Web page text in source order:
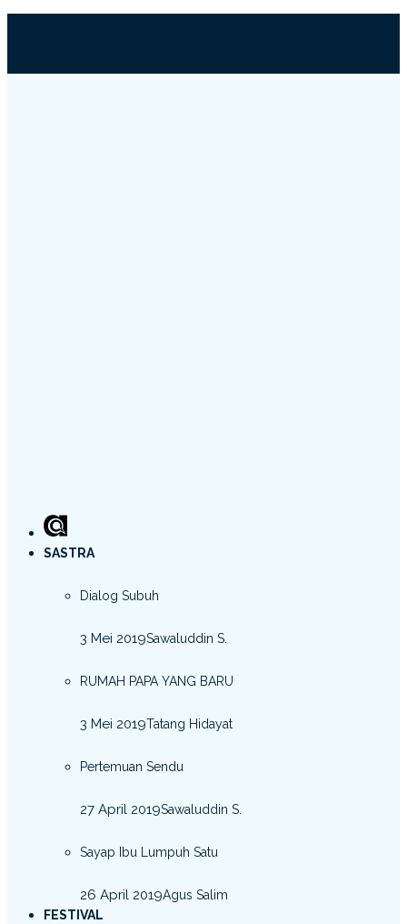
SASTRA
Dialog Subuh
3 Mei 2019Sawaluddin S.
RUMAH PAPA YANG BARU
3 Mei 2019Tatang Hidayat
Pertemuan Sendu
27 April 2019Sawaluddin S.
Sayap Ibu Lumpuh Satu
26 April 2019Agus Salim
FESTIVAL